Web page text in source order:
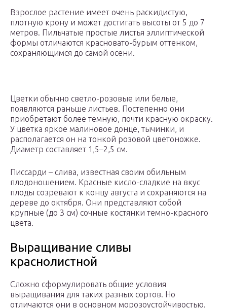
Взрослое растение имеет очень раскидистую,
плотную крону и может достигать высоты от 5 до 7
метров. Пильчатые простые листья эллиптической
формы отличаются красновато-бурым оттенком,
сохраняющимся до самой осени.
Цветки обычно светло-розовые или белые,
появляются раньше листьев. Постепенно они
приобретают более темную, почти красную окраску.
У цветка яркое малиновое донце, тычинки, и
располагается он на тонкой розовой цветоножке.
Диаметр составляет 1,5–2,5 см.
Писсарди – слива, известная своим обильным
плодоношением. Красные кисло-сладкие на вкус
плоды созревают к концу августа и сохраняются на
дереве до октября. Они представляют собой
крупные (до 3 см) сочные костянки темно-красного
цвета.
Выращивание сливы
краснолистной
Сложно сформулировать общие условия
выращивания для таких разных сортов. Но
отличаются они в основном морозоустойчивостью.